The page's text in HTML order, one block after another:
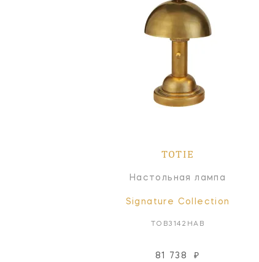
TOTIE
Настольная лампа
Signature Collection
TOB3142HAB
81 738 ₽